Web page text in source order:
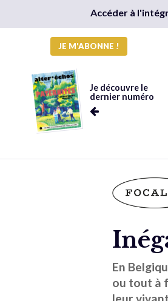
Accéder à
JE M'ABONNE !
Je découvre le
dernier numéro
En
ou tout à
leur